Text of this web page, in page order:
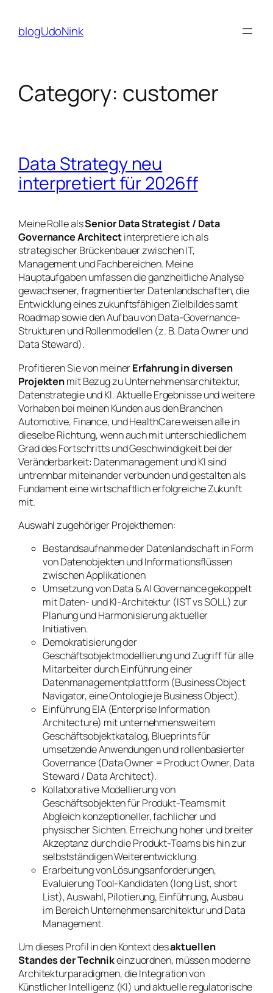
contentblogUdoNink
Category: customer
Data Strategy neu
interpretiert für 2026ff
Meine Rolle alsSenior Data Strategist / Data
Governance Architectinterpretiere ich als
strategischer Brückenbauer zwischen IT,
Management und Fachbereichen. Meine
Hauptaufgaben umfassen die ganzheitliche Analyse
gewachsener, fragmentierter Datenlandschaften, die
Entwicklung eines zukunftsfähigen Zielbildes samt
Roadmap sowie den Aufbau von Data-Governance-
Strukturen und Rollenmodellen (z. B. Data Owner und
Data Steward).
Profitieren Sie von meinerErfahrung in diversen
Projektenmit Bezug zu Unternehmensarchitektur,
Datenstrategie und KI. Aktuelle Ergebnisse und weitere
Vorhaben bei meinen Kunden aus den Branchen
Automotive, Finance, und HealthCare weisen alle in
dieselbe Richtung, wenn auch mit unterschiedlichem
Grad des Fortschritts und Geschwindigkeit bei der
Veränderbarkeit: Datenmanagement und KI sind
untrennbar miteinander verbunden und gestalten als
Fundament eine wirtschaftlich erfolgreiche Zukunft
mit.
Auswahl zugehöriger Projekthemen:
Bestandsaufnahme der Datenlandschaft in Form
von Datenobjekten und Informationsflüssen
zwischen Applikationen
Umsetzung von Data & AI Governance gekoppelt
mit Daten- und KI-Architektur (IST vs SOLL) zur
Planung und Harmonisierung aktueller
Initiativen.
Demokratisierung der
Geschäftsobjektmodellierung und Zugriff für alle
Mitarbeiter durch Einführung einer
Datenmanagementplattform (Business Object
Navigator, eine Ontologie je Business Object).
Einführung EIA (Enterprise Information
Architecture) mit unternehmensweitem
Geschäftsobjektkatalog, Blueprints für
umsetzende Anwendungen und rollenbasierter
Governance (Data Owner = Product Owner, Data
Steward / Data Architect).
Kollaborative Modellierung von
Geschäftsobjekten für Produkt-Teams mit
Abgleich konzeptioneller, fachlicher und
physischer Sichten. Erreichung hoher und breiter
Akzeptanz durch die Produkt-Teams bis hin zur
selbstständigen Weiterentwicklung.
Erarbeitung von Lösungsanforderungen,
Evaluierung Tool-Kandidaten (long List, short
List), Auswahl, Pilotierung, Einführung, Ausbau
im Bereich Unternehmensarchitektur und Data
Management.
Um dieses Profil in den Kontext desaktuellen
Standes der Technikeinzuordnen, müssen moderne
Architekturparadigmen, die Integration von
Künstlicher Intelligenz (KI) und aktuelle regulatorische